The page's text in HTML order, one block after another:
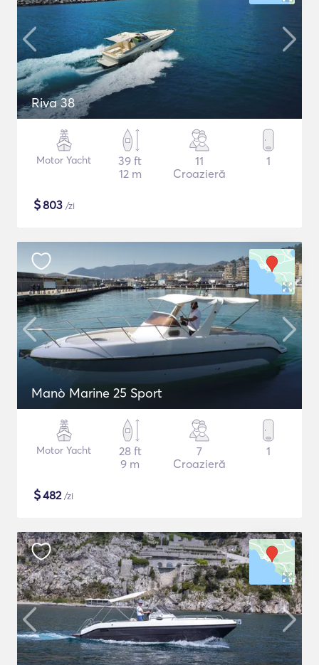
Riva 38
Motor Yacht
39 ft
12 m
11
Croazieră
1
$803 /zi
Manò Marine 25 Sport
Motor Yacht
28 ft
9 m
7
Croazieră
1
$482/zi